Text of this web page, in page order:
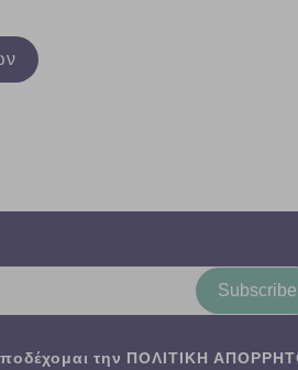
Subscribe
την ΠΟΛΙΤΙΚΗ